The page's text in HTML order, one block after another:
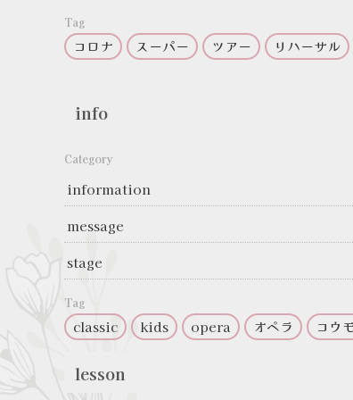
Tag
コロナ スーパー ツアー リハーサル
info
Category
information
message
stage
Tag
classic kids opera オペラ コウ
lesson